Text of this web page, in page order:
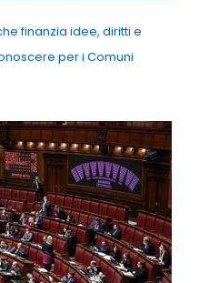
finanzia idee, diritti e
per i Comuni